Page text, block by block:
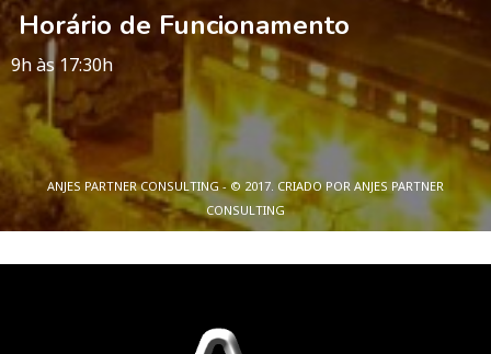
Horário de Funcionamento
9h às 17:30h
ANJES PARTNER CONSULTING - © 2017. CRIADO POR ANJES PARTNER
CONSULTING